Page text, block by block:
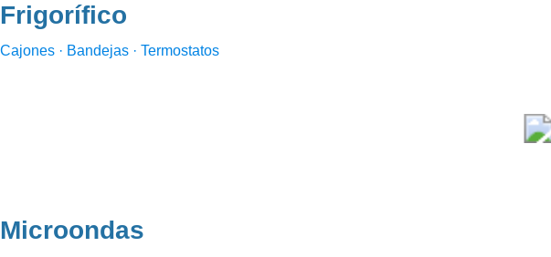
Frigorífico
Cajones · Bandejas · Termostatos
Microondas